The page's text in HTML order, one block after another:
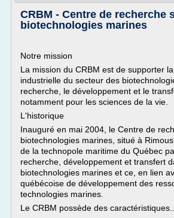
CRBM - Centre de recherche
biotechnologies marines
Notre mission
La mission du CRBM est de supporter
industrielle du secteur des
recherche, le développement et le
notamment pour les sciences de la vie.
L'historique
Inauguré en mai 2004, le Centre de
biotechnologies marines, situé à
de la technopole maritime du Québec
recherche, développement et transfert
biotechnologies marines et ce, en lien
québécoise de développement des
technologies marines.
Le CRBM possède des caractéristiques...